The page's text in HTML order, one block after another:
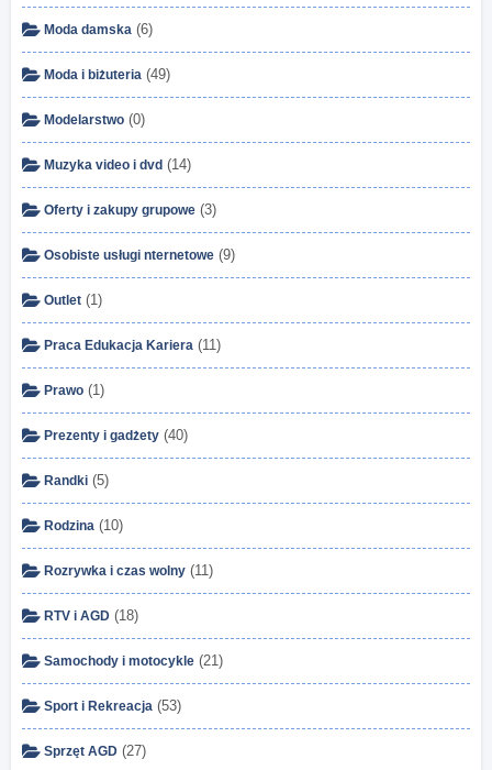
Moda damska (6)
Moda i biżuteria (49)
Modelarstwo (0)
Muzyka video i dvd (14)
Oferty i zakupy grupowe (3)
Osobiste usługi nternetowe (9)
Outlet (1)
Praca Edukacja Kariera (11)
Prawo (1)
Prezenty i gadżety (40)
Randki (5)
Rodzina (10)
Rozrywka i czas wolny (11)
RTV i AGD (18)
Samochody i motocykle (21)
Sport i Rekreacja (53)
Sprzęt AGD (27)